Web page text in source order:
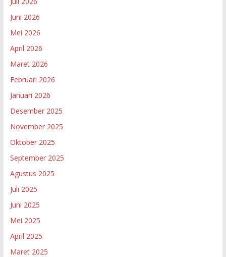
Juni 2026
Mei 2026
April 2026
Maret 2026
Februari 2026
Januari 2026
Desember 2025
November 2025
Oktober 2025
September 2025
Agustus 2025
Juli 2025
Juni 2025
Mei 2025
April 2025
Maret 2025